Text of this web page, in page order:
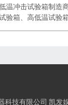
温冲击试验箱制造
验箱、高低温试验
技有限公司 凯发